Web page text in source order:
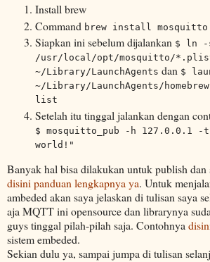
Install brew
Command brew install mosquitto
Siapkan ini sebelum dijalankan $ ln -
/usr/local/opt/mosquitto/
~/Library/LaunchAgents dan $
~/Library/LaunchAgents/
list
Setelah itu tinggal jalankan dengan
$ mosquitto_pub -h 127.0.0.1
world!"
Banyak hal bisa dilakukan untuk publish dan
disini panduan lengkapnya ya. Untuk
ambeded akan saya jelaskan di tulisan saya
aja MQTT ini opensource dan librarynya
guys tinggal pilah-pilah saja. Contohnya
sistem embeded.
Sekian dulu ya, sampai jumpa di tulisan